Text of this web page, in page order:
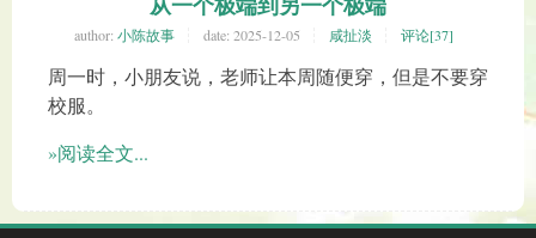
author: 小陈故事 date: 2025-12-05 咸扯淡 评论[37]
周一时，小朋友说，老师让本周随便穿，但是不要穿
校服。
»阅读全文...